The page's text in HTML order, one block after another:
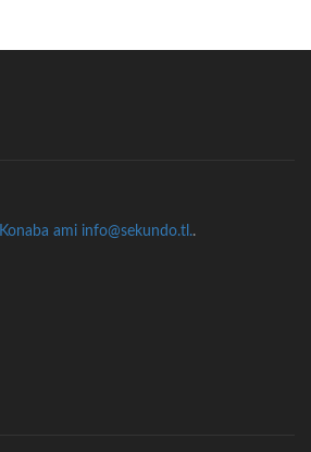
Konaba ami info@sekundo.tl..